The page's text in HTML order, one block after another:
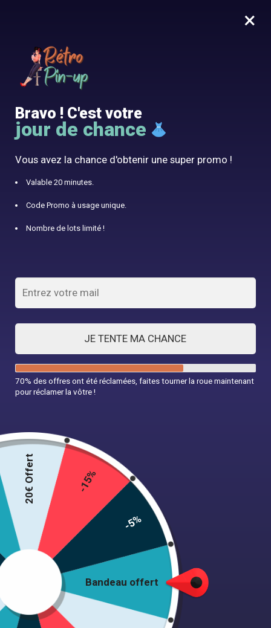
0
10% offert avec le code RÉTRO10
Accueil / Robe Années 50
Robe Années 50
AFFICHER LES FILTRES
Affichage de 41–80 sur 141 résultats
1
Robe Années 50 Chic Bleu Robe Années 50 Dos Nu
Robe Années 50 Émeraude
39,99 €
Robe Années 50 Glamour
39,99€
×
Bravo ! C'est votre
jour de chance
Vous avez la chance d'obtenir une super promo !
Valable 20 minutes.
Code Promo à usage unique.
Nombre de lots limité !
JE TENTE MA CHANCE
70% des offres ont été réclamées, faites tourner la roue maintenant
pour réclamer la vôtre !
Bandeau offert
20€ Offert -15%
-5%